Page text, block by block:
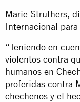
Marie Struthers,
Internacional
“Teniendo en
violentos contra
humanos en
proferidas contra
chechenos y el